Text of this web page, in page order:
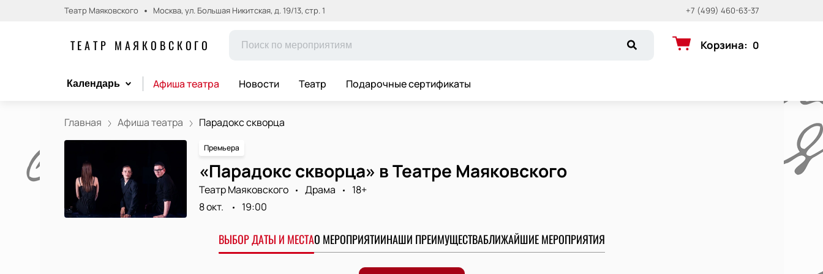
Театр Маяковского Москва, ул. Большая Никитская, д. 19/13, стр. 1 +7 (499) 460-63-37
ТЕАТР МАЯКОВСКОГО Корзина: 0
Календарь Афиша театра Новости Театр Подарочные сертификаты
Главная Афиша театра Парадокс скворца
Премьера
«Парадокс скворца» в Театре Маяковского
Театр Маяковского Драма
18+
8 окт.
19:00
ВЫБОР ДАТЫ И МЕСТАО МЕРОПРИЯТИИНАШИ ПРЕИМУЩЕСТВАБЛИЖАЙШИЕ МЕРОПРИЯТИЯ